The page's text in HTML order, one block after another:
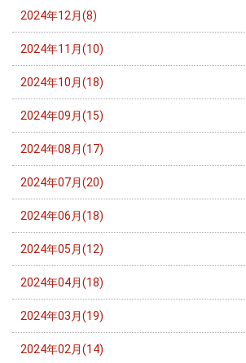
2024年12月(8)
2024年11月(10)
2024年10月(18)
2024年09月(15)
2024年08月(17)
2024年07月(20)
2024年06月(18)
2024年05月(12)
2024年04月(18)
2024年03月(19)
2024年02月(14)